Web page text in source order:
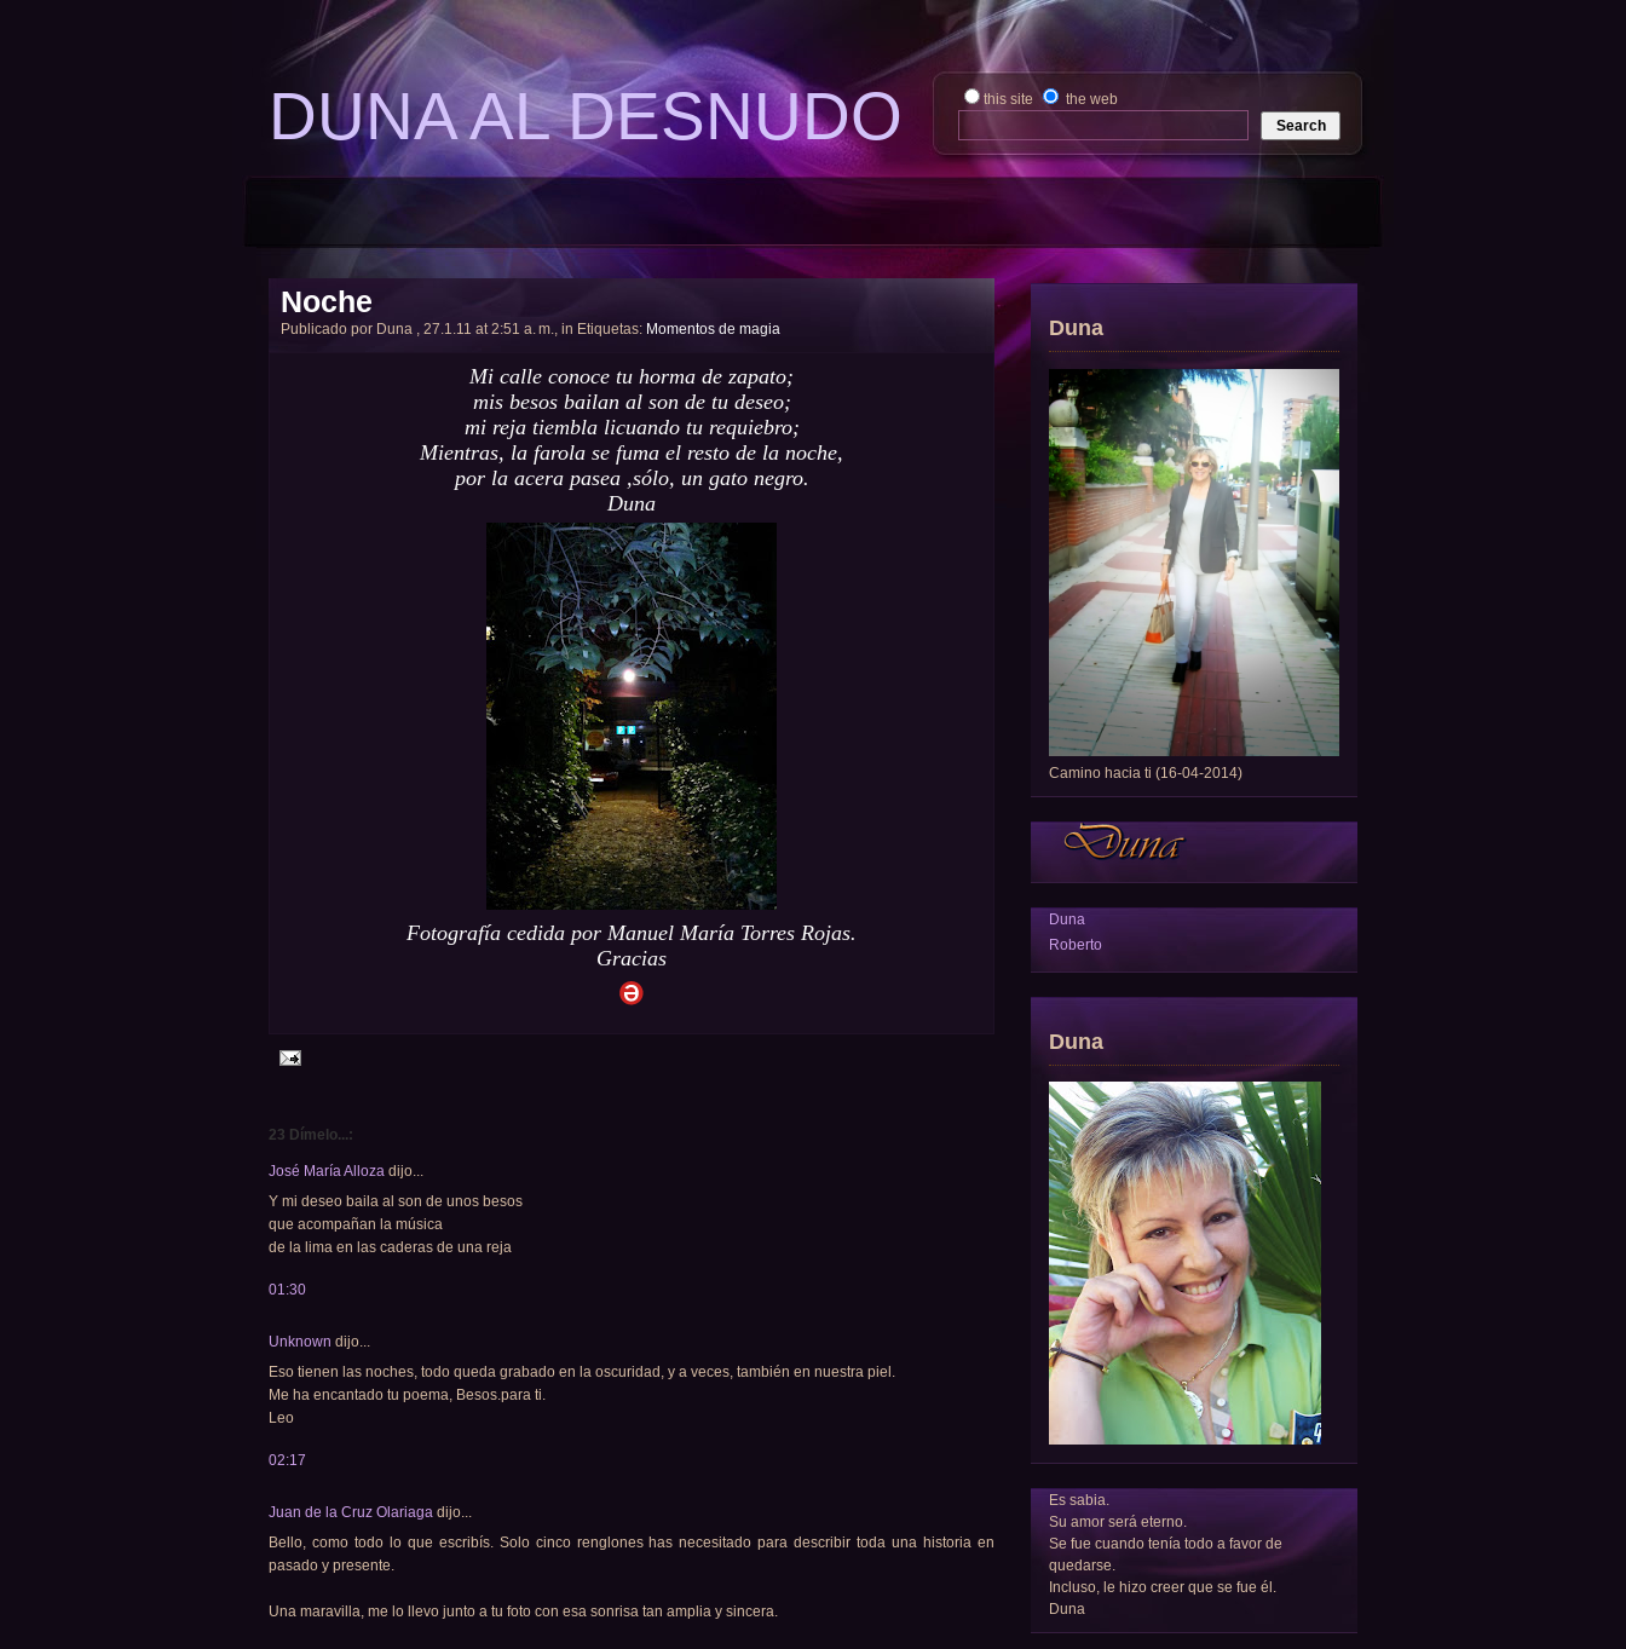
DUNA AL DESNUDO this site the web
Noche
Publicado por Duna , 27.1.11 at 2:51 a. m., in Etiquetas: Momentos de magia
Mi calle conoce tu horma de zapato;
mis besos bailan al son de tu deseo;
mi reja tiembla licuando tu requiebro;
Mientras, la farola se fuma el resto de la noche,
por la acera pasea ,sólo, un gato negro.
Duna
Fotografía cedida por Manuel María Torres Rojas.
Gracias
23 Dímelo...:
José María Alloza dijo...
Y mi deseo baila al son de unos besos
que acompañan la música
de la lima en las caderas de una reja
01:30
Unknown dijo...
Eso tienen las noches, todo queda grabado en la oscuridad, y a veces, también en nuestra piel.
Me ha encantado tu poema, Besos.para ti.
Leo
02:17
Juan de la Cruz Olariaga dijo...
Bello, como todo lo que escribís. Solo cinco renglones has necesitado para describir toda una historia en
pasado y presente.
Una maravilla, me lo llevo junto a tu foto con esa sonrisa tan amplia y sincera.
Duna
Camino hacia ti (16-04-2014)
Duna
Roberto
Duna
Es sabia.
Su amor será eterno.
Se fue cuando tenía todo a favor de
quedarse.
Incluso, le hizo creer que se fue él.
Duna